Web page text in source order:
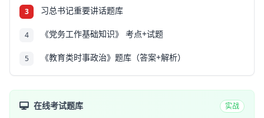
3 习总书记重要讲话题库
4 《党务工作基础知识》 考点+试题
5 《教育类时事政治》题库（答案+解析）
在线考试题库 实战